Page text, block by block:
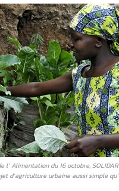
l’ Alimentation du 16 octobre,
d’agriculture urbaine aussi simple